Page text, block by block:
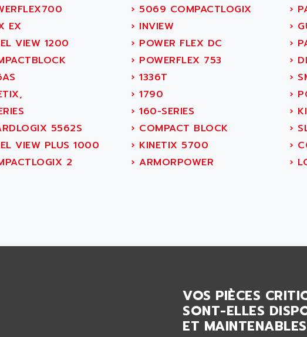
› 5069 COMPACTLOGIX ›
EX › INVIEW ›
VIEW 1200 › POWER FLEX DC ›
› POWERFLEX 753 ›
› 1336T ›
› 1790 ›
› 160-SERIES ›
5562S › COMPACT BLOCK ›
VIEW PLUS 1000 › KINETIX 5700 ›
2 › ARMORPOWER ›
VOS PIÈCES
SONT-ELLES
ET